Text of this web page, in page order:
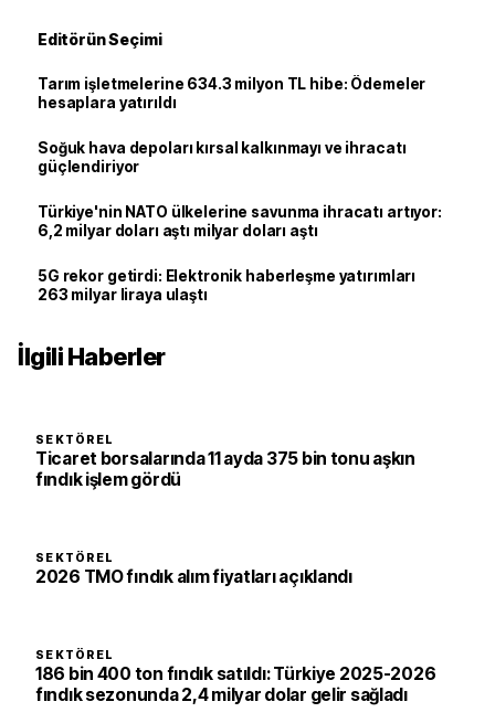
Editörün Seçimi
Tarım işletmelerine 634.3 milyon TL hibe: Ödemeler
hesaplara yatırıldı
Soğuk hava depoları kırsal kalkınmayı ve ihracatı
güçlendiriyor
Türkiye'nin NATO ülkelerine savunma ihracatı artıyor:
6,2 milyar doları aştı milyar doları aştı
5G rekor getirdi: Elektronik haberleşme yatırımları
263 milyar liraya ulaştı
İlgili Haberler
SEKTÖREL
Ticaret borsalarında 11 ayda 375 bin tonu aşkın
fındık işlem gördü
SEKTÖREL
2026 TMO fındık alım fiyatları açıklandı
SEKTÖREL
186 bin 400 ton fındık satıldı: Türkiye 2025-2026
fındık sezonunda 2,4 milyar dolar gelir sağladı